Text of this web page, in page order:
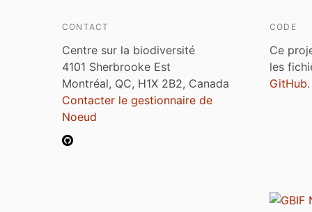
CONTACT
Centre sur la biodiversité
4101 Sherbrooke Est
Montréal, QC, H1X 2B2, Canada
Contacter le gestionnaire de
Noeud
CODE
Ce
les
GitHub.